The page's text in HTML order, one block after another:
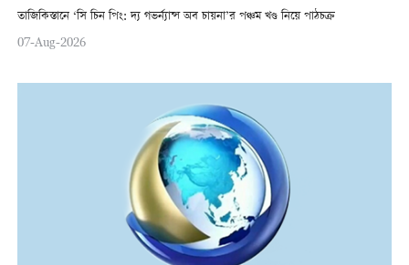
তাজিকিস্তানে ‘সি চিন পিং: দ্য গভর্ন্যান্স অব চায়না’র পঞ্চম খণ্ড নিয়ে পাঠচক্র
07-Aug-2026